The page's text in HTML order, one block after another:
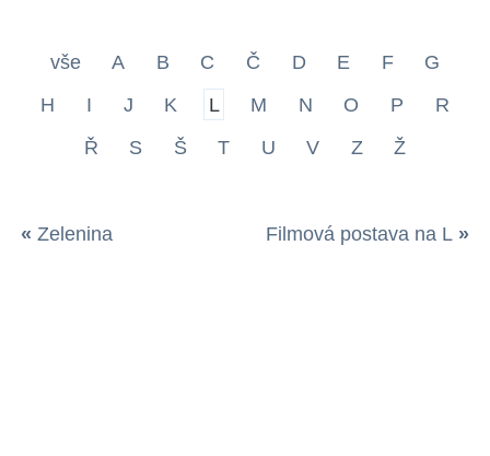
vše A B C Č D E F
G
H
I J K L M N O P
R
Ř
S Š T U V Z Ž
« Zelenina Filmová postava na L »